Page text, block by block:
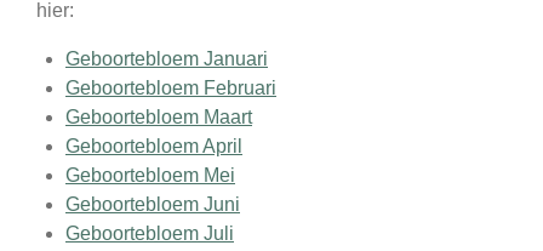
hier:
Geboortebloem Januari
Geboortebloem Februari
Geboortebloem Maart
Geboortebloem April
Geboortebloem Mei
Geboortebloem Juni
Geboortebloem Juli